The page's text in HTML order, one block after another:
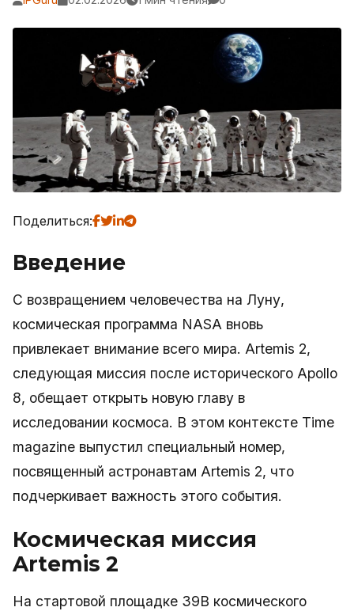
Поделиться:
Введение
С возвращением человечества на Луну,
космическая программа NASA вновь
привлекает внимание всего мира. Artemis 2,
следующая миссия после исторического Apollo
8, обещает открыть новую главу в
исследовании космоса. В этом контексте Time
magazine выпустил специальный номер,
посвященный астронавтам Artemis 2, что
подчеркивает важность этого события.
Космическая миссия
Artemis 2
На стартовой площадке 39B космического